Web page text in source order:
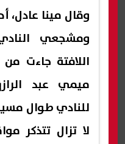
وقال مينا عادل،
ومشجعي
اللافتة جاءت
ميمي عبد
للنادي طوال
لا تزال تتذكر